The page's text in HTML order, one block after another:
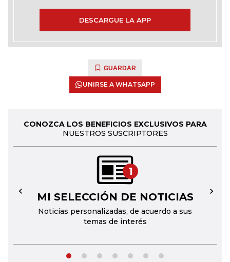
DESCARGUE LA APP
GUARDAR
UNIRSE A WHATSAPP
CONOZCA LOS BENEFICIOS EXCLUSIVOS PARA
NUESTROS SUSCRIPTORES
1
MI SELECCIÓN DE NOTICIAS
Noticias personalizadas, de acuerdo a sus
temas de interés
← →